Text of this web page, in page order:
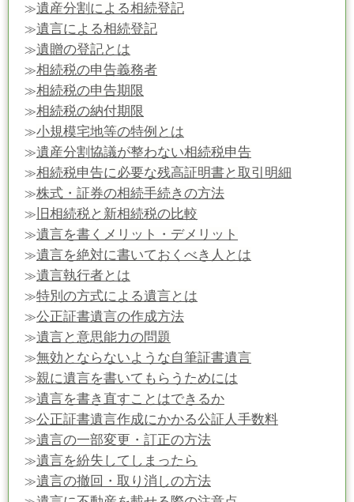
≫遺産分割による相続登記
≫遺言による相続登記
≫遺贈の登記とは
≫相続税の申告義務者
≫相続税の申告期限
≫相続税の納付期限
≫小規模宅地等の特例とは
≫遺産分割協議が整わない相続税申告
≫相続税申告に必要な残高証明書と取引明細
≫株式・証券の相続手続きの方法
≫ 旧相続税と新相続税の比較
≫遺言を書くメリット・デメリット
≫遺言を絶対に書いておくべき人とは
≫遺言執行者とは
≫特別の方式による遺言とは
≫公正証書遺言の作成方法
≫遺言と意思能力の問題
≫無効とならないような自筆証書遺言
≫親に遺言を書いてもらうためには
≫遺言を書き直すことはできるか
≫公正証書遺言作成にかかる公証人手数料
≫遺言の一部変更・訂正の方法
≫遺言を紛失してしまったら
≫遺言の撤回・取り消しの方法